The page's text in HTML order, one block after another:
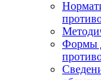
Формы